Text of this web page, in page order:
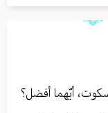
أيّهما أفضل؟